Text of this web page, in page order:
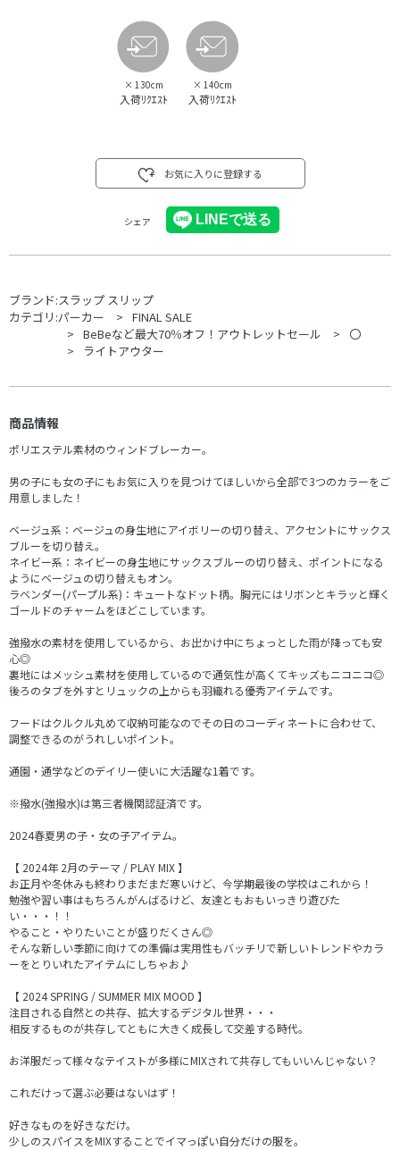
× 130cm
入荷ﾘｸｴｽﾄ
× 140cm
入荷ﾘｸｴｽﾄ
お気に入りに登録する
シェア
ブランド:スラップ スリップ
カテゴリ:パーカー
FINAL SALE
BeBeなど最大70％オフ！アウトレットセール
〇
ライトアウター
商品情報
ポリエステル素材のウィンドブレーカー。
男の子にも女の子にもお気に入りを見つけてほしいから全部で3つのカラーをご
用意しました！
ベージュ系：ベージュの身生地にアイボリーの切り替え、アクセントにサックス
ブルーを切り替え。
ネイビー系：ネイビーの身生地にサックスブルーの切り替え、ポイントになる
ようにベージュの切り替えもオン。
ラベンダー(パープル系)：キュートなドット柄。胸元にはリボンとキラッと輝く
ゴールドのチャームをほどこしています。
強撥水の素材を使用しているから、お出かけ中にちょっとした雨が降っても安
心◎
裏地にはメッシュ素材を使用しているので通気性が高くてキッズもニコニコ◎
後ろのタブを外すとリュックの上からも羽織れる優秀アイテムです。
フードはクルクル丸めて収納可能なのでその日のコーディネートに合わせて、
調整できるのがうれしいポイント。
通園・通学などのデイリー使いに大活躍な1着です。
※撥水(強撥水)は第三者機関認証済です。
2024春夏男の子・女の子アイテム。
【 2024年 2月のテーマ / PLAY MIX 】
お正月や冬休みも終わりまだまだ寒いけど、今学期最後の学校はこれから！
勉強や習い事はもちろんがんばるけど、友達ともおもいっきり遊びた
い・・・！！
やること・やりたいことが盛りだくさん◎
そんな新しい季節に向けての準備は実用性もバッチリで新しいトレンドやカラ
ーをとりいれたアイテムにしちゃお♪
【 2024 SPRING / SUMMER MIX MOOD 】
注目される自然との共存、拡大するデジタル世界・・・
相反するものが共存してともに大きく成長して交差する時代。
お洋服だって様々なテイストが多様にMIXされて共存してもいいんじゃない？
これだけって選ぶ必要はないはず！
好きなものを好きなだけ。
少しのスパイスをMIXすることでイマっぽい自分だけの服を。